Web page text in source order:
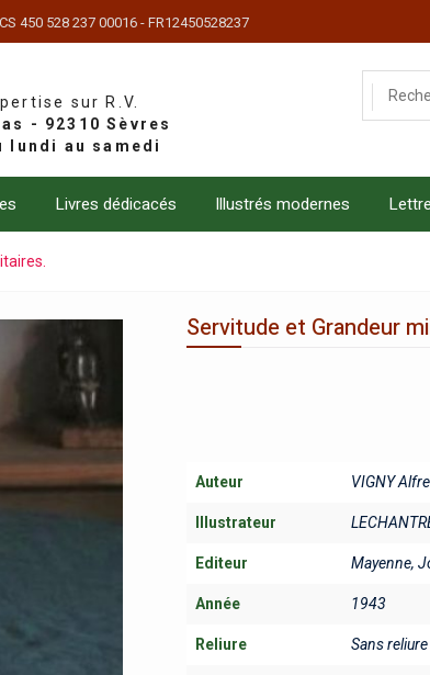
450 528 237 00016 - FR12450528237
sur R.V.
Livres dédicacés Illustrés modernes
Servitude et Grandeur
Auteur VIGNY
Illustrateur
Editeur Mayenne,
Année 1943
Reliure Sans reliure